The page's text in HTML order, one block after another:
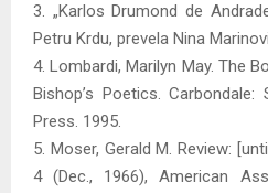
3. „Karlos Drumond de
Petru Krdu, prevela Nina
4. Lombardi, Marilyn May. The
Bishop’s Poetics.
Press. 1995.
5. Moser, Gerald M. Review:
4 (Dec., 1966), American